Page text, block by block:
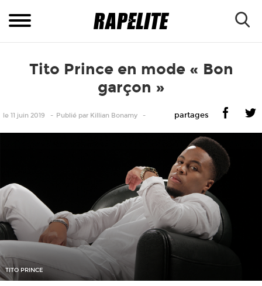
Tito Prince en mode « Bon
garçon »
le 11 juin 2019 Publié par Killian Bonamy partages
TITO PRINCE